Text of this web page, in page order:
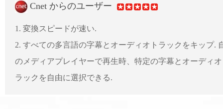
Cnet からのユーザー
1. 変換スピードが速い.
2. すべての多言語の字幕とオーディオトラックをキップ.
のメディアプレイヤーで再生時、特定の字幕とオーディ
ラックを自由に選択できる.